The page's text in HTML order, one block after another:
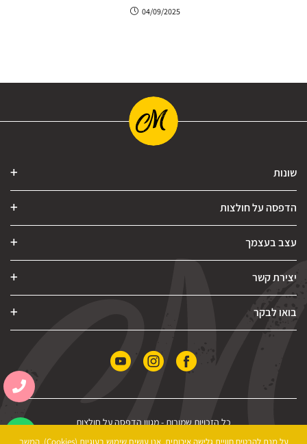
04/09/2025
שונות
הדפסה על חולצות
עצב בעצמך
יצירת קשר
בואו לבקר
כל הזכויות שמורות -מגוון הדפסה על חולצות
הצהרת נגישות|מדיניות פרטיות|תקנון האתר על מנת להבטיח חוויית גלישה איכותית, אנו עושים שימוש בעוגיות (Cookies). המשך